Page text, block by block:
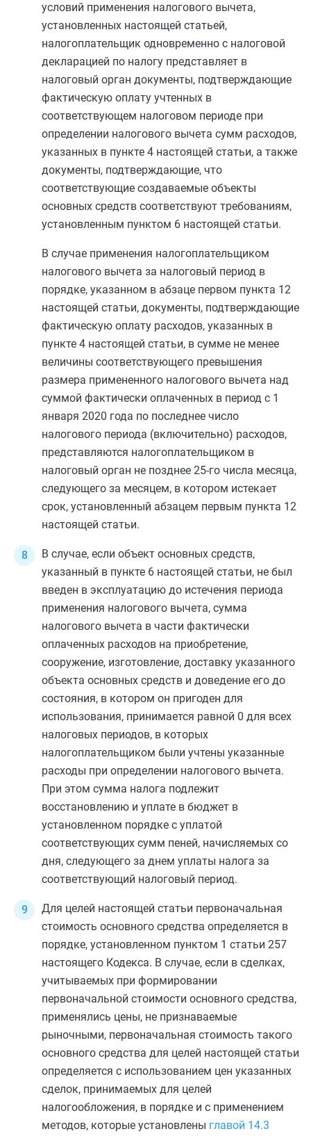
условий применения налогового вычета,
установленных настоящей статьей,
налогоплательщик одновременно с налоговой
декларацией по налогу представляет в
налоговый орган документы, подтверждающие
фактическую оплату учтенных в
соответствующем налоговом периоде при
определении налогового вычета сумм расходов,
указанных в пункте 4 настоящей статьи, а также
документы, подтверждающие, что
соответствующие создаваемые объекты
основных средств соответствуют требованиям,
установленным пунктом 6 настоящей статьи.
В случае применения налогоплательщиком
налогового вычета за налоговый период в
порядке, указанном в абзаце первом пункта 12
настоящей статьи, документы, подтверждающие
фактическую оплату расходов, указанных в
пункте 4 настоящей статьи, в сумме не менее
величины соответствующего превышения
размера примененного налогового вычета над
суммой фактически оплаченных в период с 1
января 2020 года по последнее число
налогового периода (включительно) расходов,
представляются налогоплательщиком в
налоговый орган не позднее 25-го числа месяца,
следующего за месяцем, в котором истекает
срок, установленный абзацем первым пункта 12
настоящей статьи.
В случае, если объект основных средств,
указанный в пункте 6 настоящей статьи, не был
введен в эксплуатацию до истечения периода
применения налогового вычета, сумма
налогового вычета в части фактически
оплаченных расходов на приобретение,
сооружение, изготовление, доставку указанного
объекта основных средств и доведение его до
состояния, в котором он пригоден для
использования, принимается равной 0 для всех
налоговых периодов, в которых
налогоплательщиком были учтены указанные
расходы при определении налогового вычета.
При этом сумма налога подлежит
восстановлению и уплате в бюджет в
установленном порядке с уплатой
соответствующих сумм пеней, начисляемых со
дня, следующего за днем уплаты налога за
соответствующий налоговый период.
Для целей настоящей статьи первоначальная
стоимость основного средства определяется в
порядке, установленном пунктом 1 статьи 257
настоящего Кодекса. В случае, если в сделках,
учитываемых при формировании
первоначальной стоимости основного средства,
применялись цены, не признаваемые
рыночными, первоначальная стоимость такого
основного средства для целей настоящей статьи
определяется с использованием цен указанных
сделок, принимаемых для целей
налогообложения, в порядке и с применением
методов, которые установлены главой 14.3